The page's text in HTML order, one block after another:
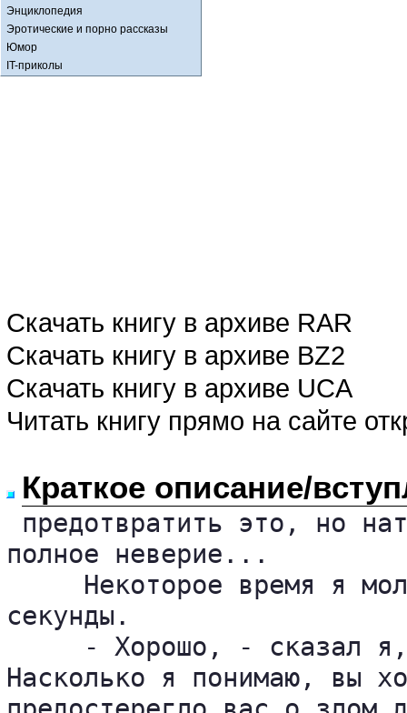
Энциклопедия
Эротические и порно рассказы
Юмор
IT-приколы
Скачать книгу в архиве RAR
Скачать книгу в архиве BZ2
Скачать книгу в архиве UCA
Читать книгу прямо на сайте
Краткое описание/
предотвратить это, но
полное неверие...
Некоторое время я
секунды.
- Хорошо, - сказал
Насколько я понимаю, вы